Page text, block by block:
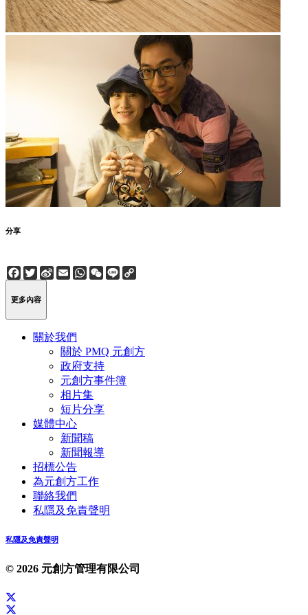
分享
Facebook
Twitter
Sina
Weibo
EmailWhatsApp
WeChat
Line
更多內容
關於我們
關於 PMQ 元創方
政府支持
元創方事件簿
相片集
短片分享
媒體中心
新聞稿
新聞報導
招標公告
為元創方工作
聯絡我們
私隱及免責聲明
私隱及免責聲明
© 2026 元創方管理有限公司